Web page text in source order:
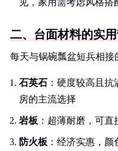
见，家用需考虑风格搭
二、台面材料的实
每天与锅碗瓢盆短兵相接
石英石 ：硬度较高且
房的主流选择
岩板 ：超薄耐磨，可
防火板 ：经济实惠，